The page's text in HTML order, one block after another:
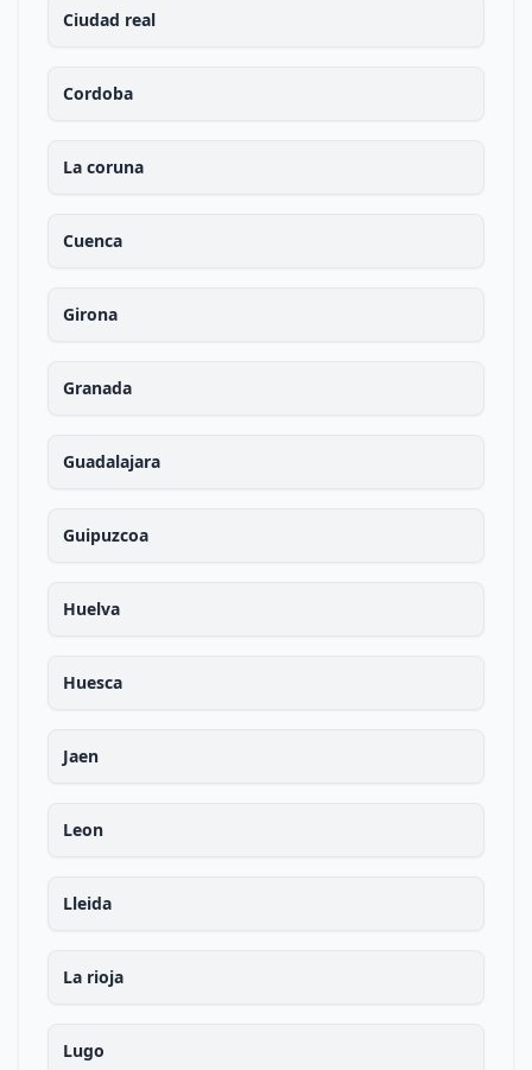
Ciudad real
Cordoba
La coruna
Cuenca
Girona
Granada
Guadalajara
Guipuzcoa
Huelva
Huesca
Jaen
Leon
Lleida
La rioja
Lugo